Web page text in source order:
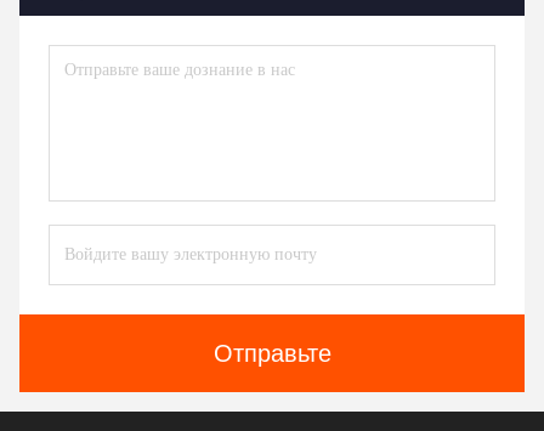
Отправьте